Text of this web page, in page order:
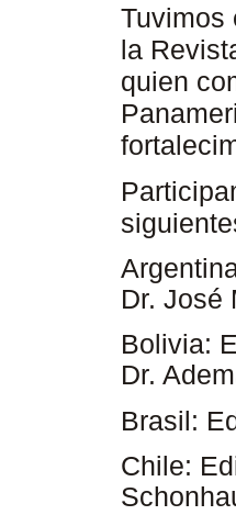
Tuvimos
la
quien
Dr. José
Bolivia:
Dr.
Brasil:
Chile: